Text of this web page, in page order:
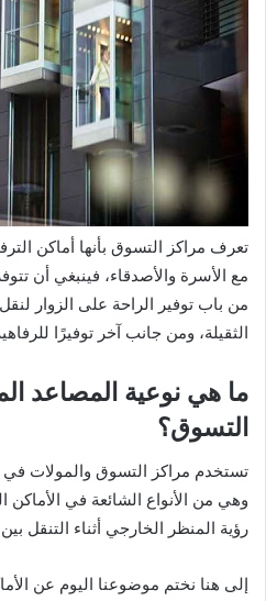
تعرف مراكز التسوق بأنها أماكن
مع الأسرة والأصدقاء، فينبغي أن
من باب توفير الراحة على الزوار
الثقيلة، ومن جانب آخر توفيرًا
ما هي نوعية المصاعد
التسوق؟
تستخدم مراكز التسوق والمولات في
وهي من الأنواع الشائعة في الأماكن
رؤية المنظر الخارجي أثناء التنقل
إلى هنا نختم موضوعنا اليوم عن